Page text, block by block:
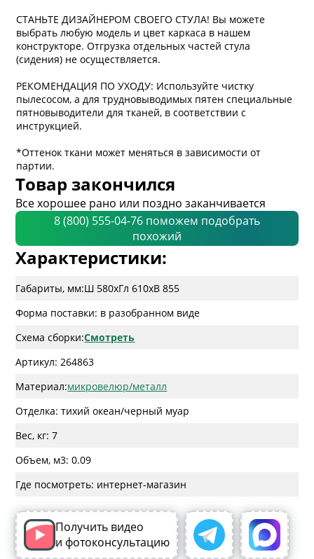
СТАНЬТЕ ДИЗАЙНЕРОМ СВОЕГО СТУЛА! Вы можете
выбрать любую модель и цвет каркаса в нашем
конструкторе. Отгрузка отдельных частей стула
(сидения) не осуществляется.
РЕКОМЕНДАЦИЯ ПО УХОДУ: Используйте чистку
пылесосом, а для трудновыводимых пятен специальные
пятновыводители для тканей, в соответствии с
инструкцией.
*Оттенок ткани может меняться в зависимости от
партии.
Товар закончился
Все хорошее рано или поздно заканчивается
8 (800) 555-04-76 поможем подобрать
похожий
Характеристики:
Габариты, мм:Ш 580xГл 610xВ 855
Форма поставки: в разобранном виде
Схема сборки:Смотреть
Артикул: 264863
Материал:микровелюр/металл
Отделка: тихий океан/черный муар
Вес, кг: 7
Объем, м3: 0.09
Где посмотреть: интернет-магазин
Получить видео
и фотоконсультацию